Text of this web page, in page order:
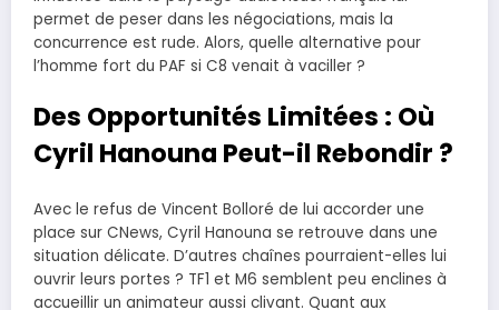
permet de peser dans les négociations, mais la
concurrence est rude. Alors, quelle alternative pour
l’homme fort du PAF si C8 venait à vaciller ?
Des Opportunités Limitées : Où
Cyril Hanouna Peut-il Rebondir ?
Avec le refus de Vincent Bolloré de lui accorder une
place sur CNews, Cyril Hanouna se retrouve dans une
situation délicate. D’autres chaînes pourraient-elles lui
ouvrir leurs portes ? TF1 et M6 semblent peu enclines à
accueillir un animateur aussi clivant. Quant aux